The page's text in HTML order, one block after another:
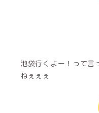
池袋行くよー！って言
ねぇぇぇ